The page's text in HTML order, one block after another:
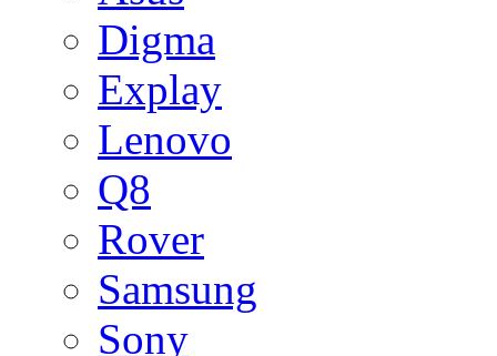
Digma
Explay
Lenovo
Q8
Rover
Samsung
Sony